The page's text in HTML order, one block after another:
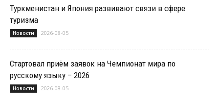
Туркменистан и Япония развивают связи в сфере
туризма
Новости 2026-08-05
Стартовал приём заявок на Чемпионат мира по
русскому языку – 2026
Новости 2026-08-05